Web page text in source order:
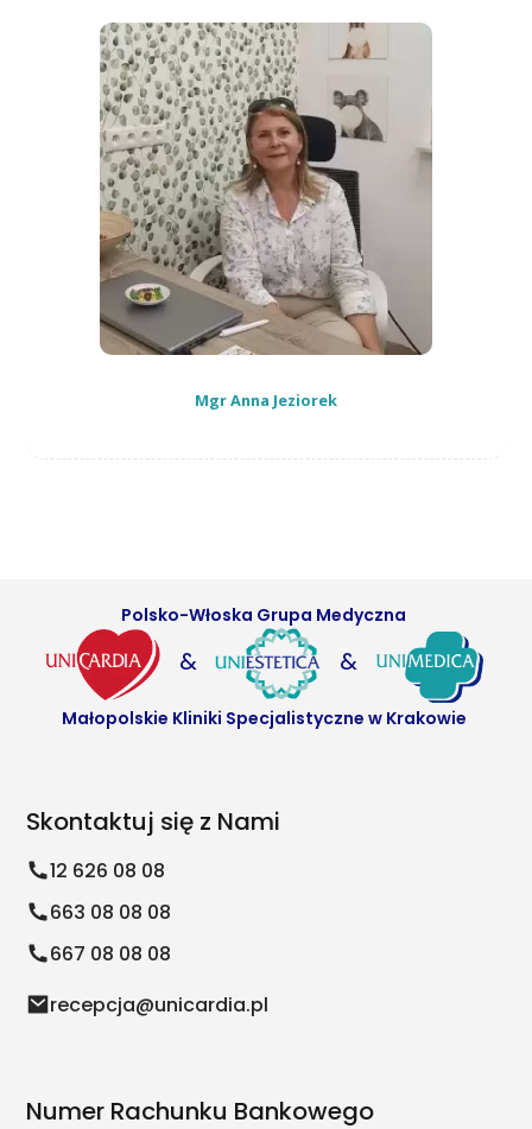
Mgr Anna Jeziorek
Polsko-Włoska Grupa Medyczna
& &
Małopolskie Kliniki Specjalistyczne w Krakowie
Skontaktuj się z Nami
12 626 08 08
663 08 08 08
667 08 08 08
recepcja@unicardia.pl
Numer Rachunku Bankowego